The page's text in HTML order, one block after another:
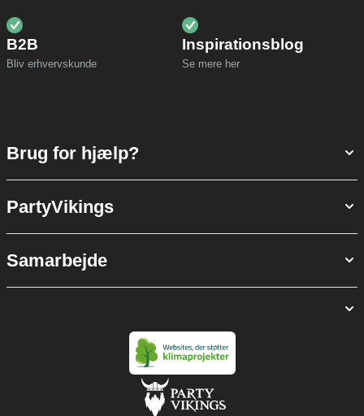
B2B
Bliv erhvervskunde
Inspirationsblog
Se mere her
Brug for hjælp?
PartyVikings
Samarbejde